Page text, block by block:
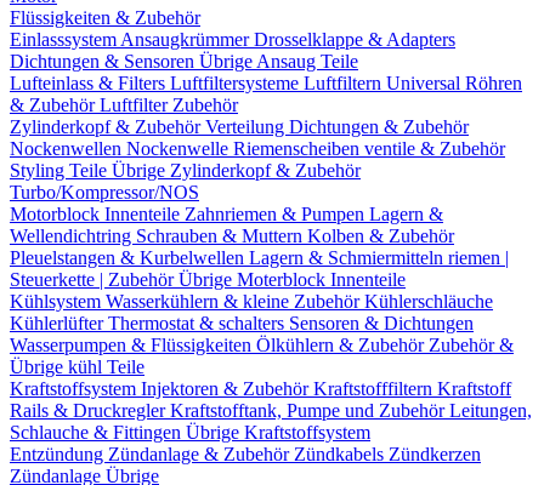
Flüssigkeiten & Zubehör
Einlasssystem AnsaugkrümmerDrosselklappe & Adapters
Dichtungen & Sensoren Übrige Ansaug Teile
Lufteinlass & Filters Luftfiltersysteme Luftfiltern Universal Röhren
& ZubehörLuftfilter Zubehör
Zylinderkopf & ZubehörVerteilung Dichtungen & Zubehör
Nockenwellen Nockenwelle Riemenscheiben ventile & Zubehör
Styling Teile Übrige Zylinderkopf & Zubehör
Turbo/Kompressor/NOS
Motorblock Innenteile Zahnriemen & Pumpen Lagern &
Wellendichtring Schrauben & Muttern Kolben & Zubehör
Pleuelstangen & Kurbelwellen Lagern & Schmiermitteln riemen |
Steuerkette | ZubehörÜbrige Moterblock Innenteile
Kühlsystem Wasserkühlern & kleine ZubehörKühlerschläuche
KühlerlüfterThermostat & schalters Sensoren & Dichtungen
Wasserpumpen & Flüssigkeiten Ölkühlern & Zubehör Zubehör &
Übrige kühl Teile
Kraftstoffsystem Injektoren & ZubehörKraftstofffiltern Kraftstoff
Rails & DruckreglerKraftstofftank, Pumpe und ZubehörLeitungen,
Schlauche & Fittingen Übrige Kraftstoffsystem
Entzündung Zündanlage & Zubehör Zündkabels Zündkerzen
Zündanlage Übrige